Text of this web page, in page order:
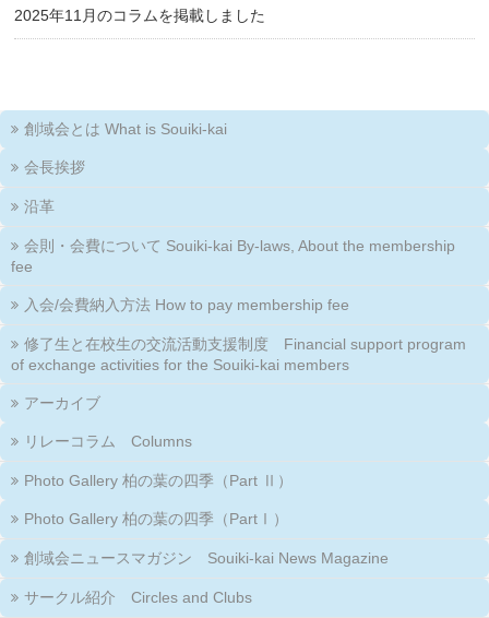
2025年11月のコラムを掲載しました
創域会とは What is Souiki-kai
会長挨拶
沿革
会則・会費について Souiki-kai By-laws, About the membership
fee
入会/会費納入方法 How to pay membership fee
修了生と在校生の交流活動支援制度 Financial support program
of exchange activities for the Souiki-kai members
アーカイブ
リレーコラム Columns
Photo Gallery 柏の葉の四季（Part Ⅱ）
Photo Gallery 柏の葉の四季（PartⅠ）
創域会ニュースマガジン Souiki-kai News Magazine
サークル紹介 Circles and Clubs